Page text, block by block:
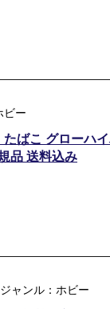
ビー
たばこ グローハ
品 送料込み
ャンル：ホビー